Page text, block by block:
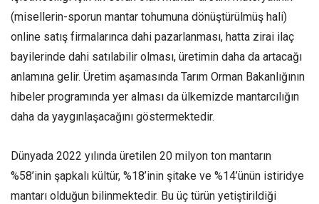
(misellerin-sporun mantar tohumuna dönüştürülmüş hali)
online satış firmalarınca dahi pazarlanması, hatta zirai ilaç
bayilerinde dahi satılabilir olması, üretimin daha da artacağı
anlamına gelir. Üretim aşamasında Tarım Orman Bakanlığının
hibeler programında yer alması da ülkemizde mantarcılığın
daha da yaygınlaşacağını göstermektedir.
Dünyada 2022 yılında üretilen 20 milyon ton mantarın
%58’inin şapkalı kültür, %18’inin şitake ve %14’ünün istiridye
mantarı olduğun bilinmektedir. Bu üç türün yetiştirildiği